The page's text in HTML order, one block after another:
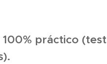
100% práctico (test